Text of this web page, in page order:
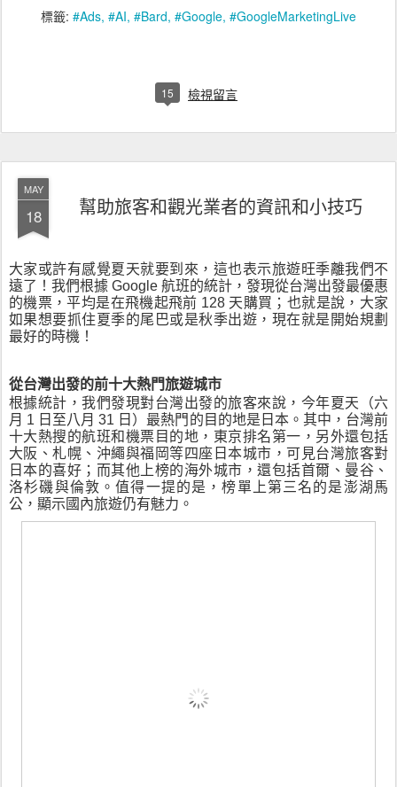
標籤: #Ads #AI #Bard #Google #GoogleMarketingLive
15 檢視留言
MAY
18 幫助旅客和觀光業者的資訊和小技巧
大家或許有感覺夏天就要到來，這也表示旅遊旺季離我們不
遠了！我們根據 Google 航班的統計，發現從台灣出發最優惠
的機票，平均是在飛機起飛前 128 天購買；也就是說，大家
如果想要抓住夏季的尾巴或是秋季出遊，現在就是開始規劃
最好的時機！
從台灣出發的前十大熱門旅遊城市
根據統計，我們發現對台灣出發的旅客來說，今年夏天（六
月 1 日至八月 31 日）最熱門的目的地是日本。其中，台灣前
十大熱搜的航班和機票目的地，東京排名第一，另外還包括
大阪、札幌、沖繩與福岡等四座日本城市，可見台灣旅客對
日本的喜好；而其他上榜的海外城市，還包括首爾、曼谷、
洛杉磯與倫敦。值得一提的是，榜單上第三名的是澎湖馬
公，顯示國內旅遊仍有魅力。